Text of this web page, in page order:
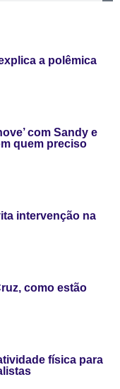
a polêmica
com Sandy e
quem preciso
intervenção na
como estão
física para